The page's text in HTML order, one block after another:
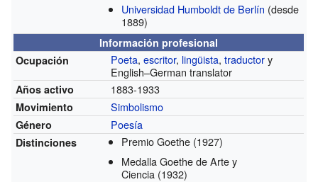
Universidad Humboldt de Berlín (desde
1889)
Información profesional
Ocupación
Poeta,escritor, lingüista,traductory
English–German translator
Años activo 1883-1933
Movimiento Simbolismo
Género Poesía
Distinciones Premio Goethe (1927)
Medalla Goethe de Arte y
Ciencia (1932)